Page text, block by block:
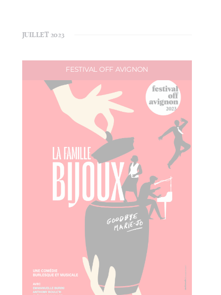
JUILLET 2023
FESTIVAL OFF AVIGNON